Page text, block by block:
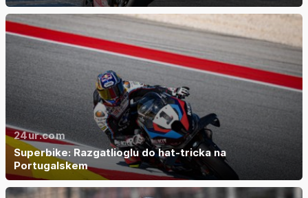
24ur.com
Superbike: Razgatlioglu do hat-tricka na
Portugalskem